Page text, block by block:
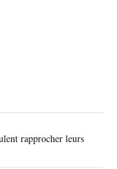
rapprocher leurs